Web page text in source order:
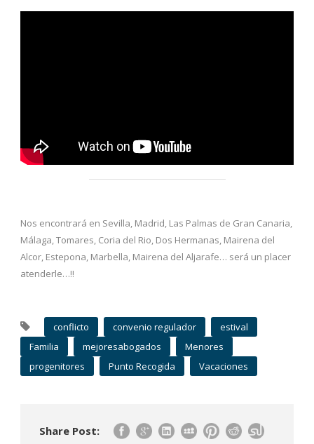
Nos encontrará en Sevilla, Madrid, Las Palmas de Gran Canaria,
Málaga, Tomares, Coria del Rio, Dos Hermanas, Mairena del
Alcor, Estepona, Marbella, Mairena del Aljarafe… será un placer
atenderle…!!
conflicto convenio regulador
estival
Familia
mejoresabogados
Menores
progenitores
Punto Recogida Vacaciones
Share Post: